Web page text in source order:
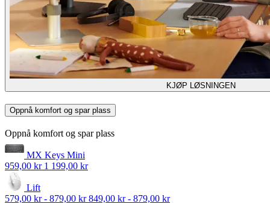
KJØP LØSNINGEN
Oppnå komfort og spar plass
Oppnå komfort og spar plass
MX Keys Mini
959,00 kr 1 199,00 kr
Lift
579,00 kr- 879,00 kr 849,00 kr- 879,00 kr